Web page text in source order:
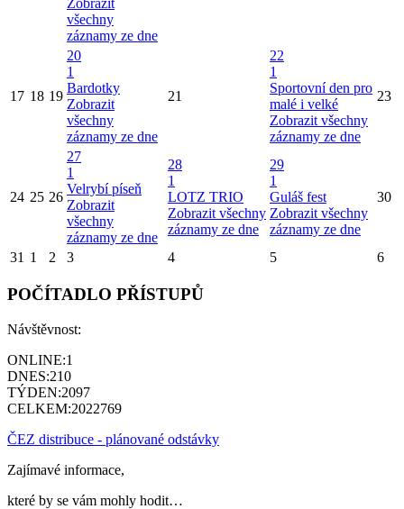
všechny
záznamy ze dne
17 18 19
20
1
Bardotky
Zobrazit
všechny
záznamy ze dne
21
22
1
Sportovní den pro
malé i velké
Zobrazit všechny
záznamy ze dne
23
24 25 26
27
1
Velrybí píseň
Zobrazit
všechny
záznamy ze dne
28
1
LOTZ TRIO
Zobrazit všechny
záznamy ze dne
29
1
Guláš fest
Zobrazit všechny
záznamy ze dne
30
31 1 2 3 4 5 6
POČÍTADLO PŘÍSTUPŮ
Návštěvnost:
ONLINE:1
DNES:210
TÝDEN:2097
CELKEM:2022769
ČEZ distribuce - plánované odstávky
Zajímavé informace,
které by se vám mohly hodit…